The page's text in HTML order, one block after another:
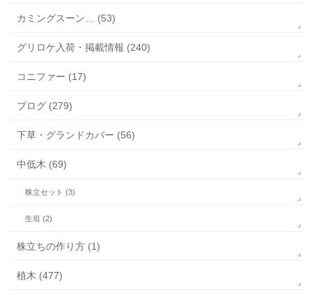
カミングスーン… (53)
グリロケ入荷・掲載情報 (240)
コニファー (17)
ブログ (279)
下草・グランドカバー (56)
中低木 (69)
株立セット (3)
生垣 (2)
株立ちの作り方 (1)
植木 (477)